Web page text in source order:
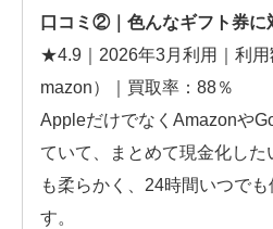
口コミ②｜色んなギフト券に
★4.9｜2026年3月利用｜利
mazon）｜買取率：88％
AppleだけでなくAmazonや
ていて、まとめて現金化し
も柔らかく、24時間いつで
す。